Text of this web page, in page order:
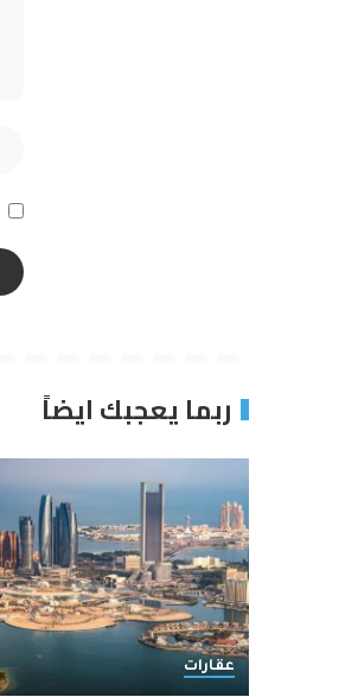
ربما يعجبك ايضاً
عقارات